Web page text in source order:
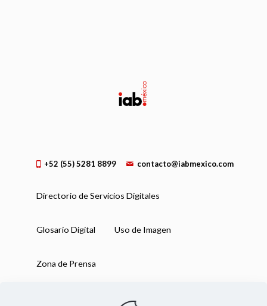
+52 (55) 5281 8899 contacto@iabmexico.com
Directorio de Servicios Digitales
Glosario Digital Uso de Imagen
Zona de Prensa